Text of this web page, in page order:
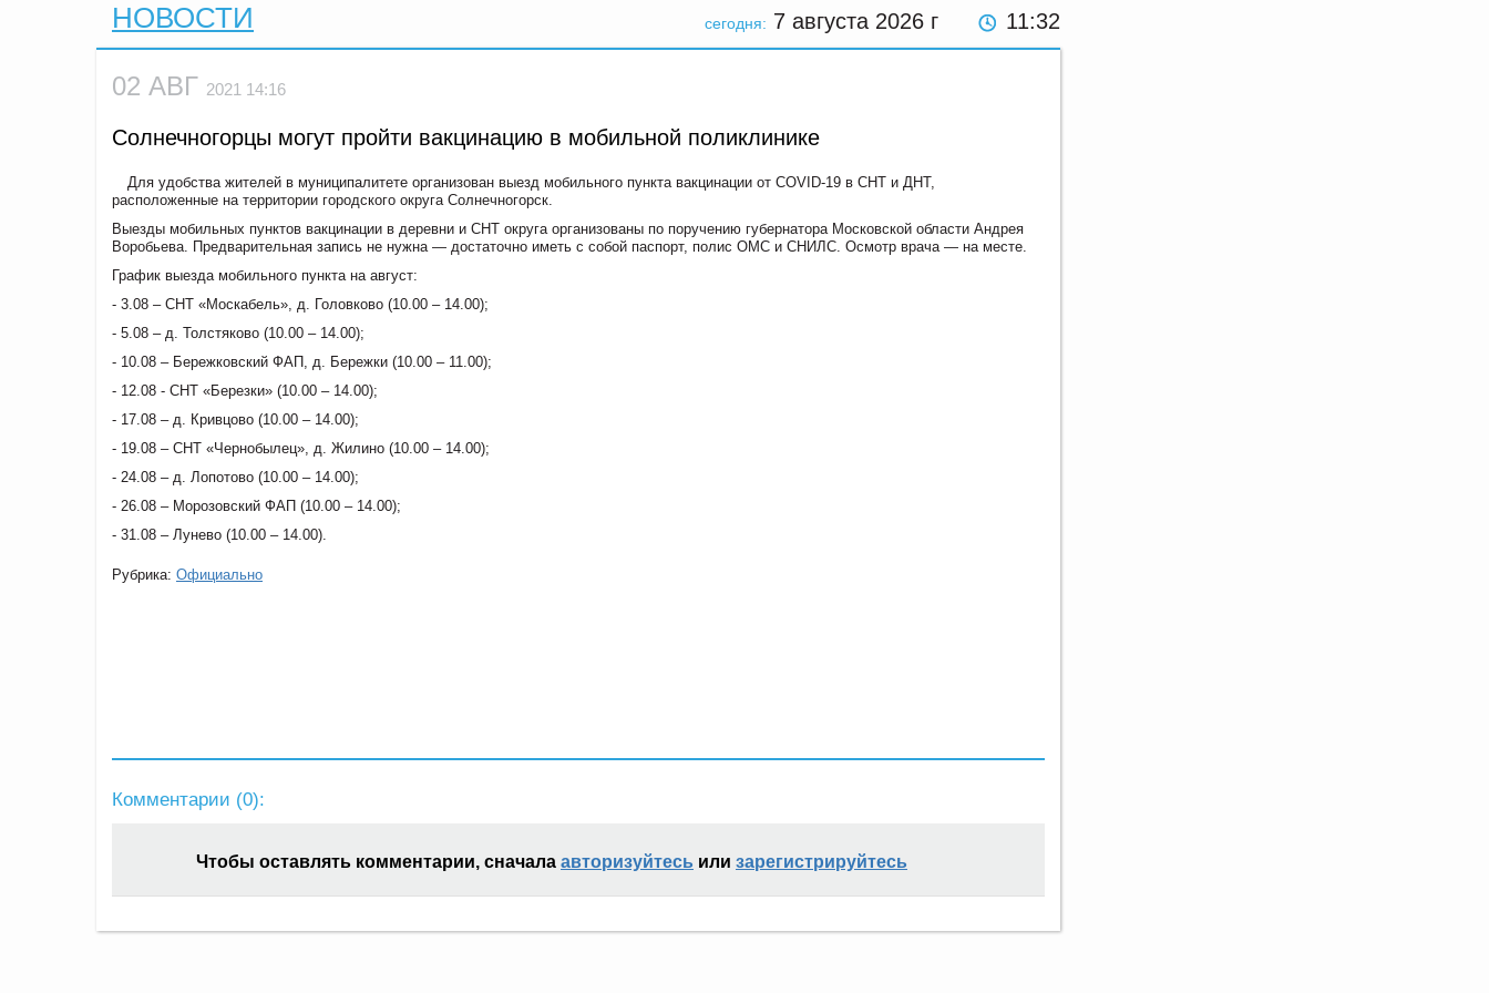
сегодня: 7 августа 2026 г 11:32
НОВОСТИ
02 АВГ 2021 14:16
Солнечногорцы могут пройти вакцинацию в мобильной поликлинике
Для удобства жителей в муниципалитете организован выезд мобильного пункта вакцинации от COVID-19 в СНТ и ДНТ,
расположенные на территории городского округа Солнечногорск.
Выезды мобильных пунктов вакцинации в деревни и СНТ округа организованы по поручению губернатора Московской области Андрея
Воробьева. Предварительная запись не нужна — достаточно иметь с собой паспорт, полис ОМС и СНИЛС. Осмотр врача — на месте.
График выезда мобильного пункта на август:
- 3.08 – СНТ «Москабель», д. Головково (10.00 – 14.00);
- 5.08 – д. Толстяково (10.00 – 14.00);
- 10.08 – Бережковский ФАП, д. Бережки (10.00 – 11.00);
- 12.08 - СНТ «Березки» (10.00 – 14.00);
- 17.08 – д. Кривцово (10.00 – 14.00);
- 19.08 – СНТ «Чернобылец», д. Жилино (10.00 – 14.00);
- 24.08 – д. Лопотово (10.00 – 14.00);
- 26.08 – Морозовский ФАП (10.00 – 14.00);
- 31.08 – Лунево (10.00 – 14.00).
Рубрика: Официально
Комментарии (0):
Чтобы оставлять комментарии, сначала авторизуйтесь или зарегистрируйтесь